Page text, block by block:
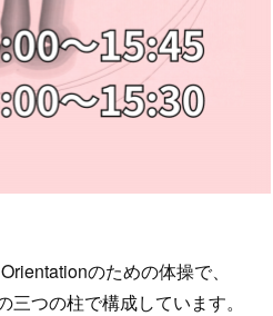
のための体操で、
三つの柱で構成しています。